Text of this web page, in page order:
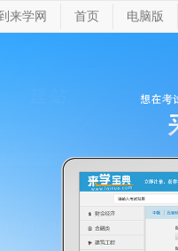
来学网 首页 电脑版